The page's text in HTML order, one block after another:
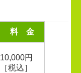
料 金
10,000円
［税込］